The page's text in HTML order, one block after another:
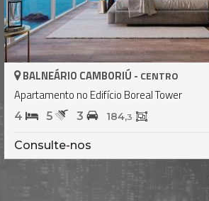
BALNEÁRIO CAMBORIÚ -CENTRO
Apartamento no Edifício One Tower
4 5 3 328, 6
R$ 11.500.000,